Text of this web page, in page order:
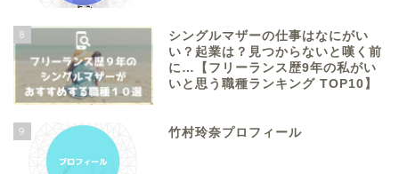
8
シングルマザーの仕事はなにがい
い？起業は？見つからないと嘆く前
に…【フリーランス歴9年の私がい
いと思う職種ランキング TOP10】
9 竹村玲奈プロフィール